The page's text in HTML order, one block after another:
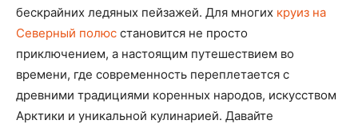
бескрайних ледяных пейзажей. Для многих круиз на
Северный полюс становится не просто
приключением, а настоящим путешествием во
времени, где современность переплетается с
древними традициями коренных народов, искусством
Арктики и уникальной кулинарией. Давайте